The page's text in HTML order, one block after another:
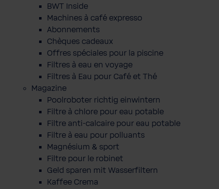
BWT Inside
Machines à café expresso
Abonnements
Chèques cadeaux
Offres spéciales pour la piscine
Filtres à eau en voyage
Filtres à Eau pour Café et Thé
Magazine
Poolroboter richtig einwintern
Filtre à chlore pour eau potable
Filtre anti-calcaire pour eau potable
Filtre à eau pour polluants
Magnésium & sport
Filtre pour le robinet
Geld sparen mit Wasserfiltern
Kaffee Crema